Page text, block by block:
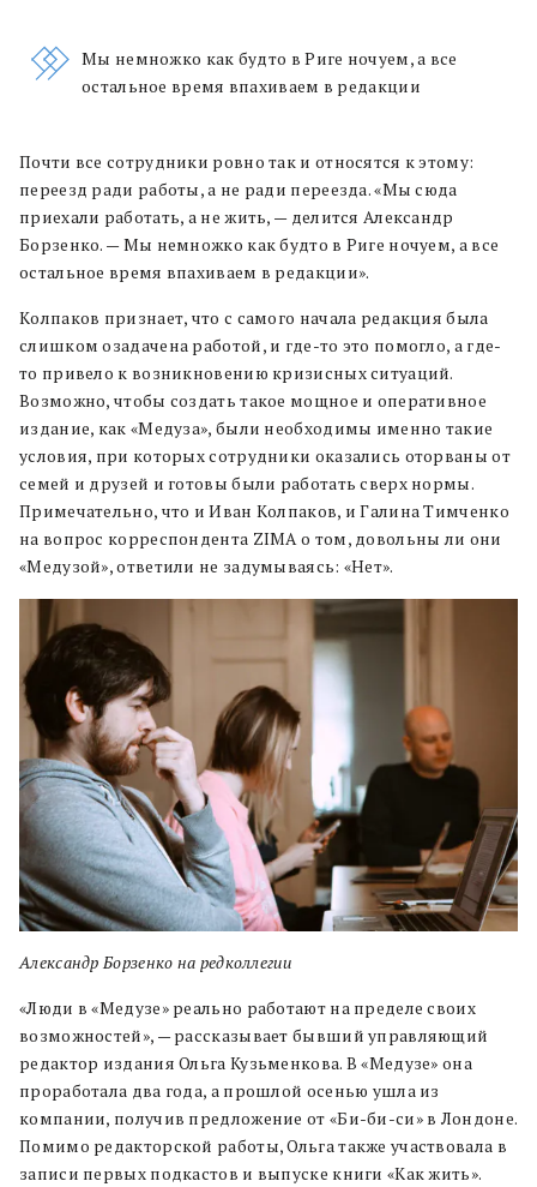
Мы немножко как будто в Риге ночуем, а все
остальное время впахиваем в редакции
Почти все сотрудники ровно так и относятся к этому:
переезд ради работы, а не ради переезда. «Мы сюда
приехали работать, а не жить, — делится Александр
Борзенко. — Мы немножко как будто в Риге ночуем, а все
остальное время впахиваем в редакции».
Колпаков признает, что с самого начала редакция была
слишком озадачена работой, и где-то это помогло, а где-
то привело к возникновению кризисных ситуаций.
Возможно, чтобы создать такое мощное и оперативное
издание, как «Медуза», были необходимы именно такие
условия, при которых сотрудники оказались оторваны от
семей и друзей и готовы были работать сверх нормы.
Примечательно, что и Иван Колпаков, и Галина Тимченко
на вопрос корреспондента ZIMA о том, довольны ли они
«Медузой», ответили не задумываясь: «Нет».
Александр Борзенко на редколлегии
«Люди в «Медузе» реально работают на пределе своих
возможностей», — рассказывает бывший управляющий
редактор издания Ольга Кузьменкова. В «Медузе» она
проработала два года, а прошлой осенью ушла из
компании, получив предложение от «Би-би-си» в Лондоне.
Помимо редакторской работы, Ольга также участвовала в
записи первых подкастов и выпуске книги «Как жить».